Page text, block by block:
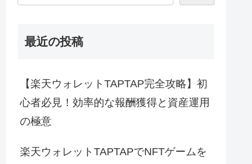
最近の投稿
【楽天ウォレットTAPTAP完全攻略】初
心者必見！効率的な報酬獲得と資産運用
の極意
楽天ウォレットTAPTAPでNFTゲームを